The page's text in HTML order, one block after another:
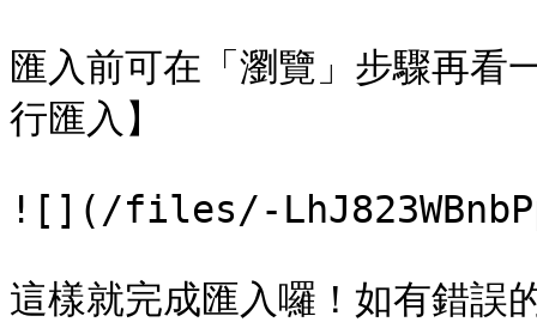
匯入前可在「瀏覽」步驟再看
行匯入】
![](/files/-
這樣就完成匯入囉！如有錯誤